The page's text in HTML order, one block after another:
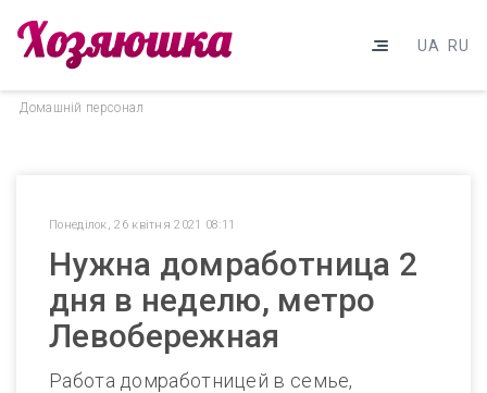
UA RU
Домашнiй персонал
Понеділок, 26 квітня 2021 08:11
Нужна домработница 2
дня в неделю, метро
Левобережная
Работа домработницей в семье,